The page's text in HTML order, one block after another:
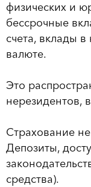
физических и
бессрочные
счета, вклады
валюте.
Это
нерезидентов,
Страхование
Депозиты,
средства).